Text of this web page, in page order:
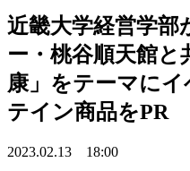
近畿大学経営学部
ー・桃谷順天館
康」をテーマに
テイン商品をPR
2023.02.13 18:00